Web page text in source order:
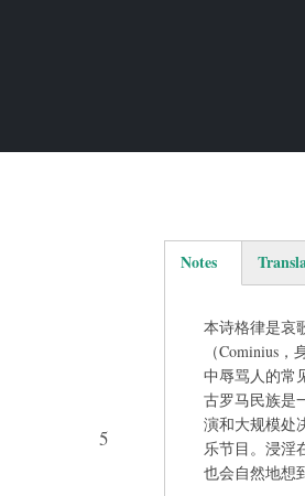
5
Notes
（活动标签）
本诗格律是哀
（Cominius
中辱骂人的常
古罗马民族是
演和大规模处
乐节目。浸淫
也会自然地想